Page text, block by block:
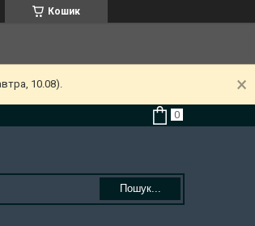
Кошик
10.08).
Пошук...